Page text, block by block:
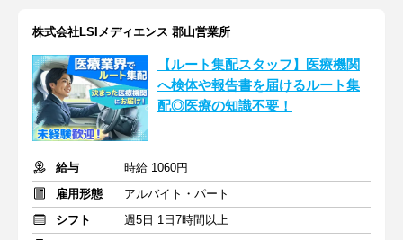
株式会社LSIメディエンス 郡山営業所
【ルート集配スタッフ】医療機関
へ検体や報告書を届けるルート集
配◎医療の知識不要！
給与
時給 1060円
雇用形態
アルバイト・パート
シフト
週5日 1日7時間以上